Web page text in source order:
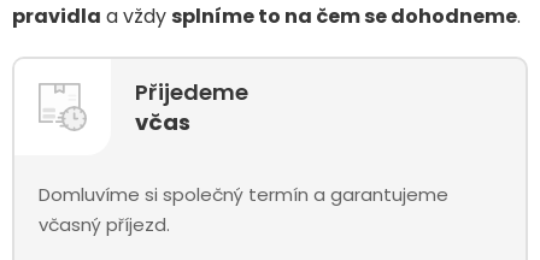
pravidla a vždy splníme to na čem se dohodneme.
Přijedeme
včas
Domluvíme si společný termín a garantujeme
včasný příjezd.